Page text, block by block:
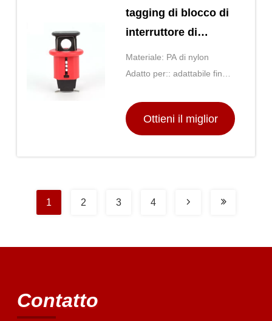
tagging di blocco di
interruttore di
circuito facilmente
installati POS Pin In
Materiale: PA di nylon
Adatto per:: adattabile fino a
Ottieni il miglior
1 2 3 4
Contatto